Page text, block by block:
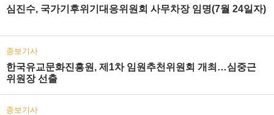
심진수, 국가기후위기대응위원회 사무차장 임명(7월 24일자)
종보기사
한국유교문화진흥원, 제1차 임원추천위원회 개최…심중근
위원장 선출
종보기사